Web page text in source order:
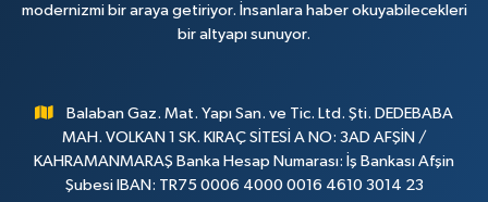
modernizmi bir araya getiriyor. İnsanlara haber okuyabilecekleri
bir altyapı sunuyor.
Balaban Gaz. Mat. Yapı San. ve Tic. Ltd. Şti. DEDEBABA
MAH. VOLKAN 1 SK. KIRAÇ SİTESİ A NO: 3AD AFŞİN /
KAHRAMANMARAŞ Banka Hesap Numarası: İş Bankası Afşin
Şubesi IBAN: TR75 0006 4000 0016 4610 3014 23